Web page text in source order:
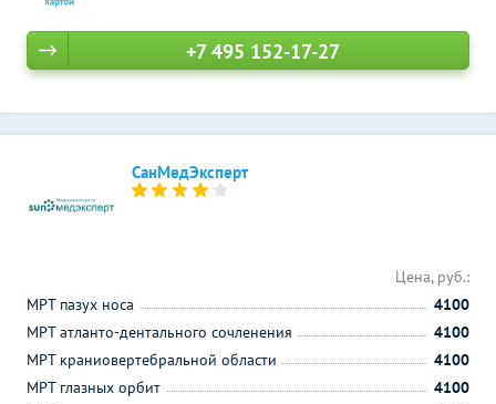
+7 495 152-17-27
СанМедЭксперт
Цена, руб.:
МРТ пазух носа
4100
МРТ атланто-дентального сочленения
4100
МРТ краниовертебральной области
4100
МРТ глазных орбит
4100